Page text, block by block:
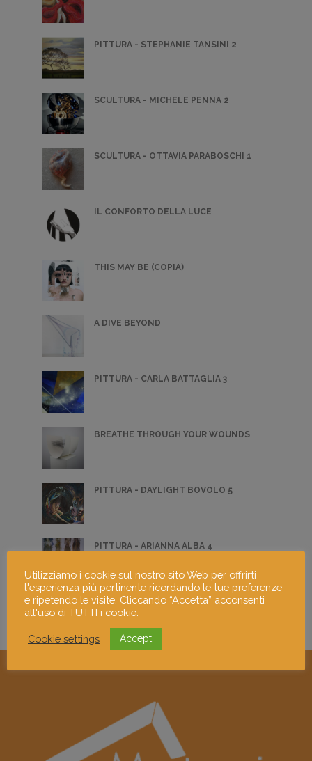
PITTURA - STEPHANIE TANSINI 2
SCULTURA - MICHELE PENNA 2
SCULTURA - OTTAVIA PARABOSCHI 1
IL CONFORTO DELLA LUCE
THIS MAY BE (COPIA)
A DIVE BEYOND
PITTURA - CARLA BATTAGLIA 3
BREATHE THROUGH YOUR WOUNDS
PITTURA - DAYLIGHT BOVOLO 5
PITTURA - ARIANNA ALBA 4
Utilizziamo i cookie sul nostro sito Web per offrirti
l'esperienza più pertinente ricordando le tue preferenze
e ripetendo le visite. Cliccando “Accetta” acconsenti
all'uso di TUTTI i cookie.
Cookie settings Accept